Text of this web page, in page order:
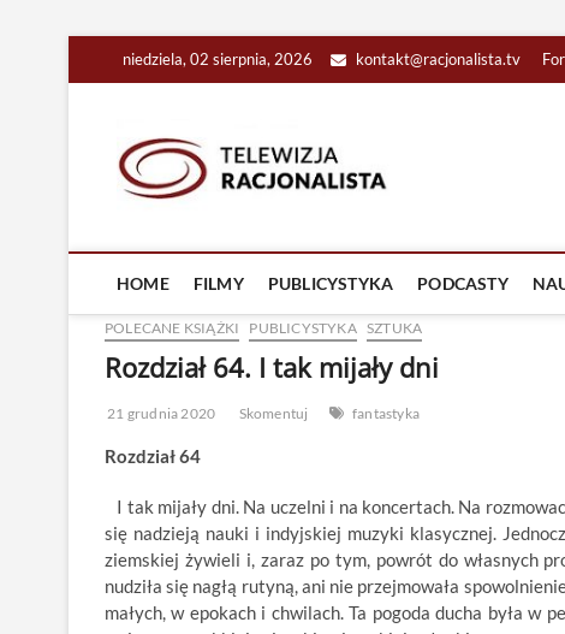
niedziela, 02 sierpnia, 2026 kontakt@racjonalista.tv
HOME FILMY PUBLICYSTYKA PODCASTY
POLECANE KSIĄŻKI PUBLICYSTYKA SZTUKA
Rozdział 64. I tak mijały dni
21 grudnia 2020 Skomentuj fantastyka
Rozdział 64
I tak mijały dni. Na uczelni i na koncertach. Na
się nadzieją nauki i indyjskiej muzyki klasycznej.
ziemskiej żywieli i, zaraz po tym, powrót do własnych
nudziła się nagłą rutyną, ani nie przejmowała
małych, w epokach i chwilach. Ta pogoda ducha była w